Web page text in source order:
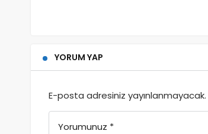
YORUM YAP
E-posta adresiniz yayınlanmayacak.
Yorumunuz *